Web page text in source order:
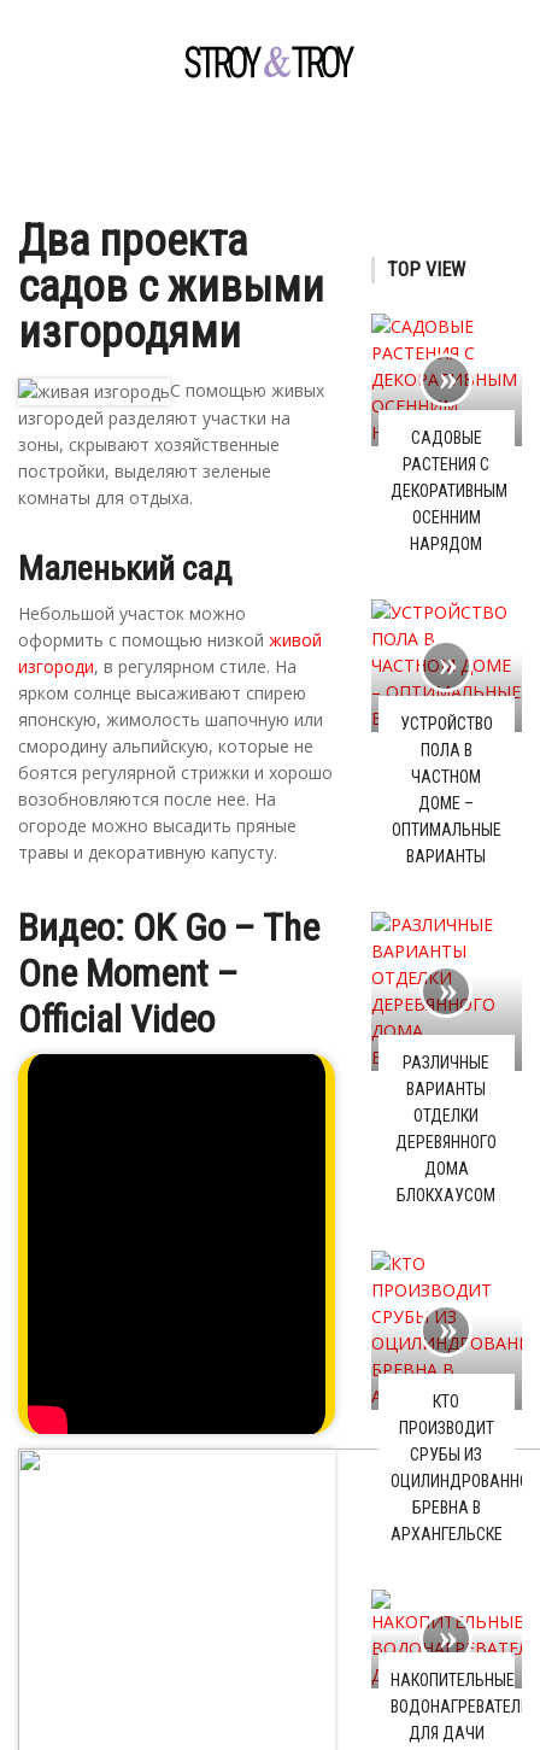
Два проекта
садов с живыми
изгородями
С помощью живых
изгородей разделяют участки на
зоны, скрывают хозяйственные
постройки, выделяют зеленые
комнаты для отдыха.
Маленький сад
Небольшой участок можно
оформить с помощью низкой живой
изгороди, в регулярном стиле. На
ярком солнце высаживают спирею
японскую, жимолость шапочную или
смородину альпийскую, которые не
боятся регулярной стрижки и хорошо
возобновляются после нее. На
огороде можно высадить пряные
травы и декоративную капусту.
Видео: OK Go – The
One Moment –
Official Video
TOP VIEW
САДОВЫЕ
РАСТЕНИЯ С
ДЕКОРАТИВНЫМ
ОСЕННИМ
НАРЯДОМ
УСТРОЙСТВО
ПОЛА В
ЧАСТНОМ
ДОМЕ –
ОПТИМАЛЬНЫЕ
ВАРИАНТЫ
РАЗЛИЧНЫЕ
ВАРИАНТЫ
ОТДЕЛКИ
ДЕРЕВЯННОГО
ДОМА
БЛОКХАУСОМ
КТО
ПРОИЗВОДИТ
СРУБЫ ИЗ
БРЕВНА В
АРХАНГЕЛЬСКЕ
НАКОПИТЕЛЬНЫЕ
ВОДОНАГРЕВАТЕЛИ
ДЛЯ ДАЧИ